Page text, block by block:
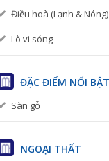
Điều hoà (Lạnh & Nóng)
Lò vi sóng
ĐẶC ĐIỂM NỔI
Sàn gỗ
NGOẠI THẤT